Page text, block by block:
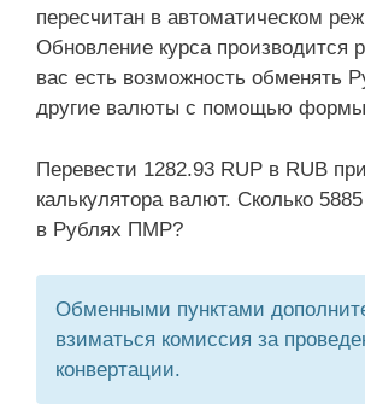
пересчитан в автоматическом
Обновление курса производится
вас есть возможность обменять
другие валюты с помощью формы
Перевести 1282.93 RUP в RUB
калькулятора валют. Сколько
в Рублях ПМР?
Обменными пунктами
взиматься комиссия за
конвертации.